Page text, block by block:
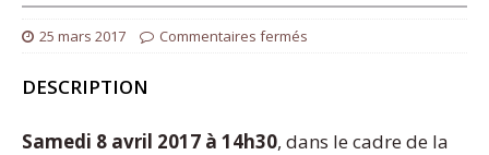
25 mars 2017 Commentaires fermés
DESCRIPTION
Samedi 8 avril 2017 à 14h30, dans le cadre de la